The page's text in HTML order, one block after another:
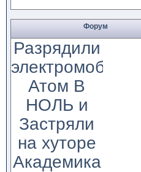
Форум
Разрядили
электромобиль
Атом В
НОЛЬ и
Застряли
на хуторе
Академика